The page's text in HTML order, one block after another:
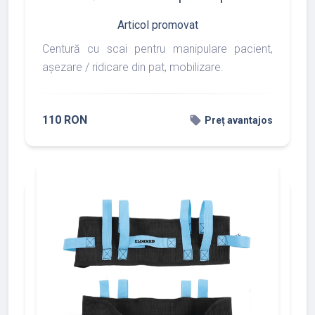
Articol promovat
Centură cu scai pentru manipulare pacient,
așezare / ridicare din pat, mobilizare.
110 RON local_offer Preț avantajos